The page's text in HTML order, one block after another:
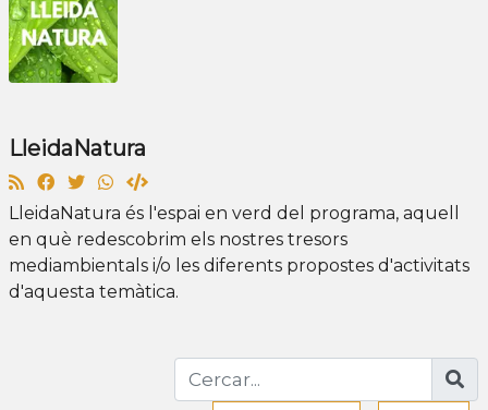
LleidaNatura
LleidaNatura és l'espai en verd del programa, aquell
en què redescobrim els nostres tresors
mediambientals i/o les diferents propostes d'activitats
d'aquesta temàtica.